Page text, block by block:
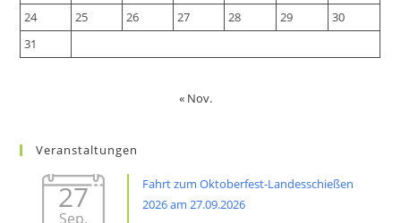
24
25 26 27 28 29
30
31
« Nov.
Veranstaltungen
27
Sep.
Fahrt zum Oktoberfest-Landesschießen
2026 am 27.09.2026